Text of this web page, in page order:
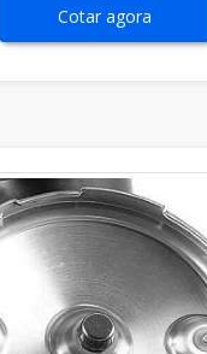
Cotar agora